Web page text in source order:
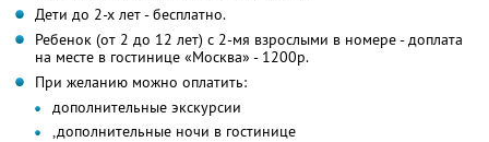
Дети до 2-х лет - бесплатно.
Ребенок (от 2 до 12 лет) с 2-мя взрослыми в номере - доплата
на месте в гостинице «Москва» - 1200р.
При желанию можно оплатить:
дополнительные экскурсии
,дополнительные ночи в гостинице